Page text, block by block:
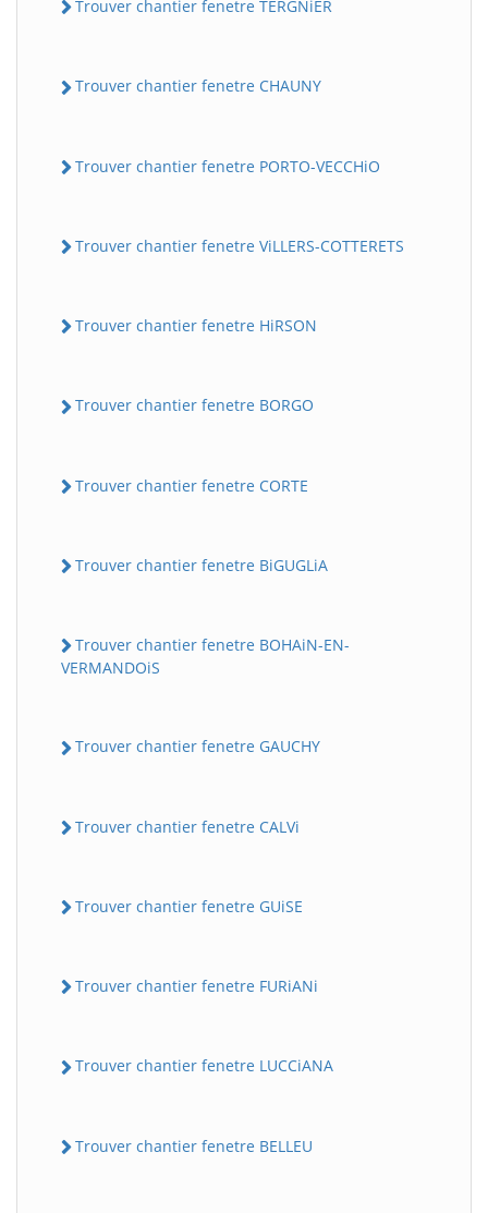
Trouver chantier fenetre TERGNiER
Trouver chantier fenetre CHAUNY
Trouver chantier fenetre PORTO-VECCHiO
Trouver chantier fenetre ViLLERS-COTTERETS
Trouver chantier fenetre HiRSON
Trouver chantier fenetre BORGO
Trouver chantier fenetre CORTE
Trouver chantier fenetre BiGUGLiA
Trouver chantier fenetre BOHAiN-EN-
VERMANDOiS
Trouver chantier fenetre GAUCHY
Trouver chantier fenetre CALVi
Trouver chantier fenetre GUiSE
Trouver chantier fenetre FURiANi
Trouver chantier fenetre LUCCiANA
Trouver chantier fenetre BELLEU